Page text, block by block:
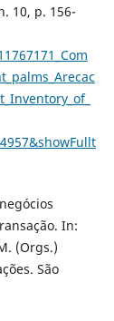
10, p. 156-
In:
(Orgs.)
São